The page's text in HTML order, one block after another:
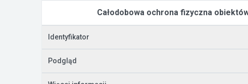
Całodobowa ochrona fizyczna
Identyfikator
Podgląd